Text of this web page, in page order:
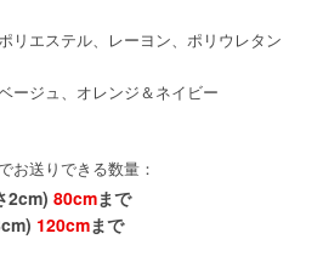
リエステル、レーヨン、ポリウレタン
ージュ、オレンジ＆ネイビー
お送りできる数量：
2cm) 80cmまで
120cmまで